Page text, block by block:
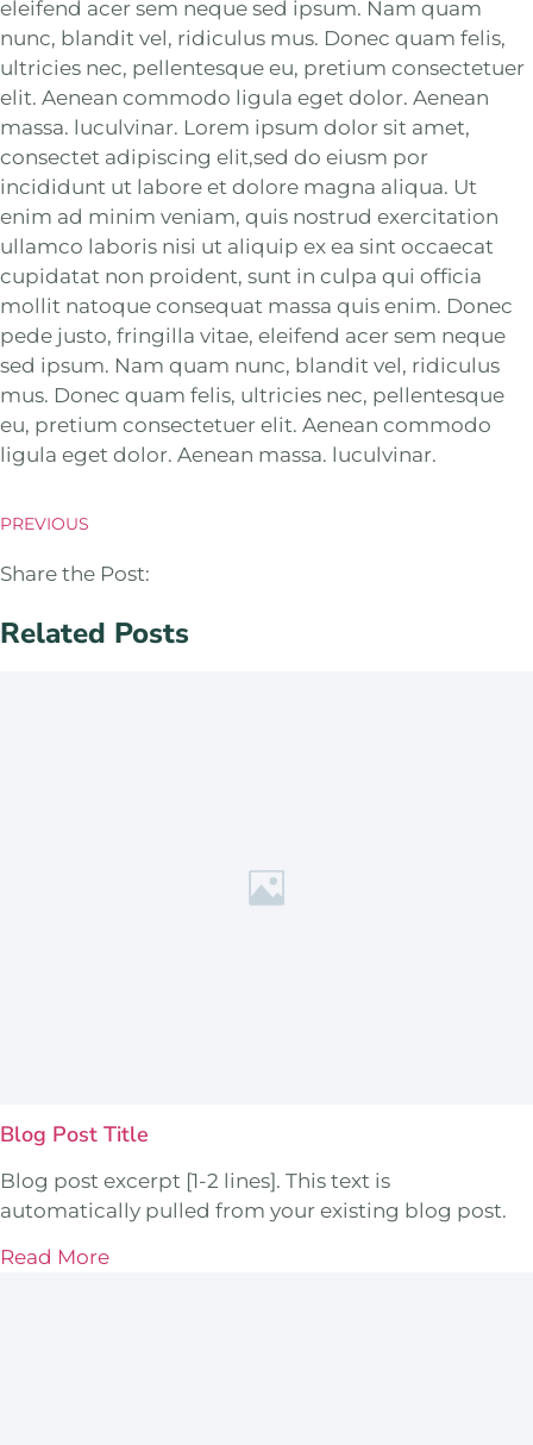
eleifend acer sem neque sed ipsum. Nam quam
nunc, blandit vel, ridiculus mus. Donec quam felis,
ultricies nec, pellentesque eu, pretium consectetuer
elit. Aenean commodo ligula eget dolor. Aenean
massa. luculvinar. Lorem ipsum dolor sit amet,
consectet adipiscing elit,sed do eiusm por
incididunt ut labore et dolore magna aliqua. Ut
enim ad minim veniam, quis nostrud exercitation
ullamco laboris nisi ut aliquip ex ea sint occaecat
cupidatat non proident, sunt in culpa qui officia
mollit natoque consequat massa quis enim. Donec
pede justo, fringilla vitae, eleifend acer sem neque
sed ipsum. Nam quam nunc, blandit vel, ridiculus
mus. Donec quam felis, ultricies nec, pellentesque
eu, pretium consectetuer elit. Aenean commodo
ligula eget dolor. Aenean massa. luculvinar.
PREVIOUS
Share the Post:
Related Posts
Blog Post Title
Blog post excerpt [1-2 lines]. This text is
automatically pulled from your existing blog post.
Read More